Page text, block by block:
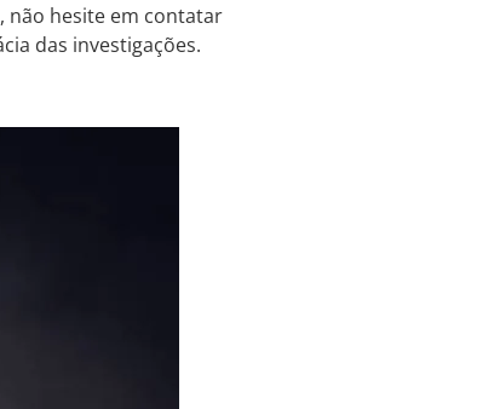
não hesite em contatar
das investigações.